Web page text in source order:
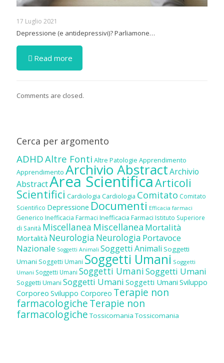
17 Luglio 2021
Depressione (e antidepressivi)? Parliamone…
Read more
Comments are closed.
Cerca per argomento
ADHDAltre Fonti Altre Patologie Apprendimento
Apprendimento Archivio AbstractArchivio
AbstractArea ScientificaArticoli
Scientifici Cardiologia Cardiologia Comitato Comitato
Scientifico Depressione Documenti Efficacia farmaci
Generico Inefficacia Farmaci Inefficacia Farmaci Istituto Superiore
di Sanità Miscellanea Miscellanea Mortalità
Mortalità Neurologia Neurologia Portavoce
Nazionale Soggetti Animali Soggetti Animali Soggetti
Umani Soggetti Umani Soggetti Umani Soggetti
Umani Soggetti Umani Soggetti UmaniSoggetti Umani
Soggetti Umani Soggetti Umani Soggetti Umani Sviluppo
Corporeo Sviluppo Corporeo Terapie non
farmacologicheTerapie non
farmacologiche Tossicomania Tossicomania